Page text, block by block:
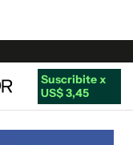
Suscribite x
US$ 3,45